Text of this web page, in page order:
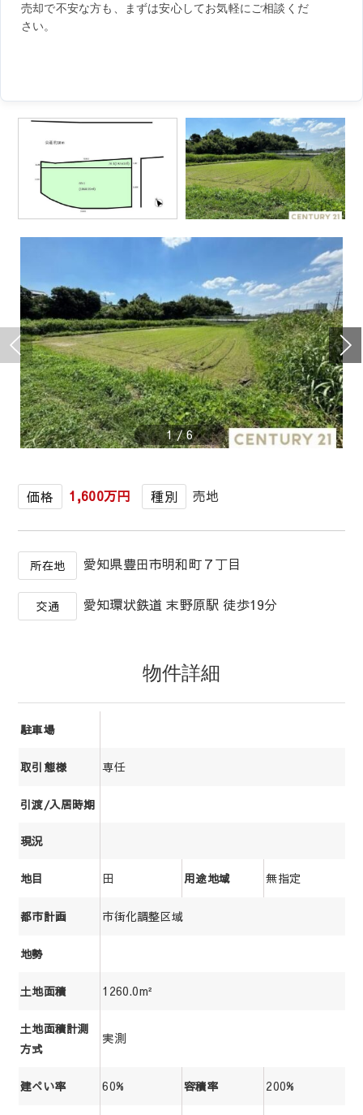
売却で不安な方も、まずは安心してお気軽にご相談くだ
さい。
1/6
価格 1,600万円 種別 売地
所在地 愛知県豊田市明和町７丁目
交通 愛知環状鉄道 末野原駅 徒歩19分
物件詳細
駐車場
取引態様 専任
引渡/入居時期
現況
地目 田 用途地域 無指定
都市計画 市街化調整区域
地勢
土地面積 1260.0m²
土地面積計測
方式
実測
建ぺい率 60% 容積率 200%